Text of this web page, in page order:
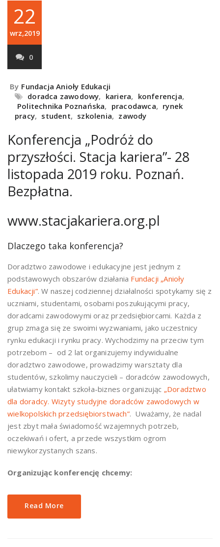
22
wrz,2019
0
By Fundacja Anioły Edukacji
doradca zawodowy, kariera, konferencja,
Politechnika Poznańska, pracodawca, rynek
pracy, student, szkolenia, zawody
Konferencja „Podróż do
przyszłości. Stacja kariera”- 28
listopada 2019 roku. Poznań.
Bezpłatna.
www.stacjakariera.org.pl
Dlaczego taka konferencja?
Doradztwo zawodowe i edukacyjne jest jednym z
podstawowych obszarów działania Fundacji „Anioły
Edukacji”. W naszej codziennej działalności spotykamy się z
uczniami, studentami, osobami poszukującymi pracy,
doradcami zawodowymi oraz przedsiębiorcami. Każda z
grup zmaga się ze swoimi wyzwaniami, jako uczestnicy
rynku edukacji i rynku pracy. Wychodzimy na przeciw tym
potrzebom – od 2 lat organizujemy indywidualne
doradztwo zawodowe, prowadzimy warsztaty dla
studentów, szkolimy nauczycieli – doradców zawodowych,
ułatwiamy kontakt szkoła-biznes organizując „Doradztwo
dla doradcy. Wizyty studyjne doradców zawodowych w
wielkopolskich przedsiębiorstwach”. Uważamy, że nadal
jest zbyt mała świadomość wzajemnych potrzeb,
oczekiwań i ofert, a przede wszystkim ogrom
niewykorzystanych szans.
Organizując konferencję chcemy:
Read More